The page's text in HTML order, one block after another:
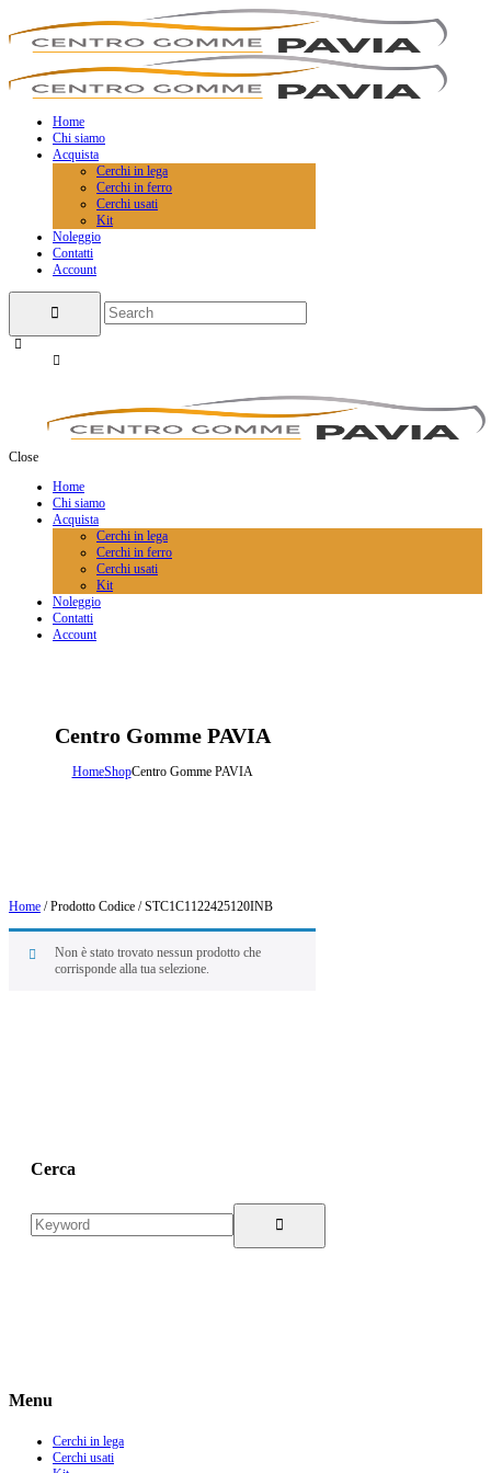
Home
Chi siamo
Acquista
Cerchi in lega
Cerchi in ferro
Cerchi usati
Kit
Noleggio
Contatti
Account
Close
Home
Chi siamo
Acquista
Cerchi in lega
Cerchi in ferro
Cerchi usati
Kit
Noleggio
Contatti
Account
Centro Gomme PAVIA
HomeShopCentro Gomme PAVIA
Home / Prodotto Codice / STC1C1122425120INB
Non è stato trovato nessun prodotto che
corrisponde alla tua selezione.
Cerca
Menu
Cerchi in lega
Cerchi usati